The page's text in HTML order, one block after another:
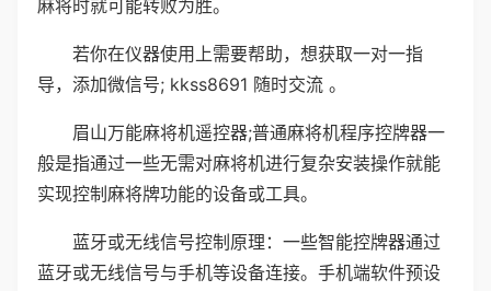
麻将时就可能转败为胜。
若你在仪器使用上需要帮助，想获取一对一指
导，添加微信号; kkss8691 随时交流 。
眉山万能麻将机遥控器;普通麻将机程序控牌器一
般是指通过一些无需对麻将机进行复杂安装操作就能
实现控制麻将牌功能的设备或工具。
蓝牙或无线信号控制原理：一些智能控牌器通过
蓝牙或无线信号与手机等设备连接。手机端软件预设